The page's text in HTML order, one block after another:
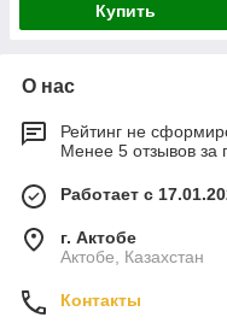
Купить
О нас
Рейтинг не
Менее 5 отзывов за
Работает с
г. Актобе
Актобе, Казахстан
Контакты